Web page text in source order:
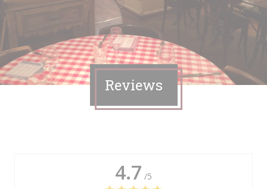
Reviews
4.7 /5